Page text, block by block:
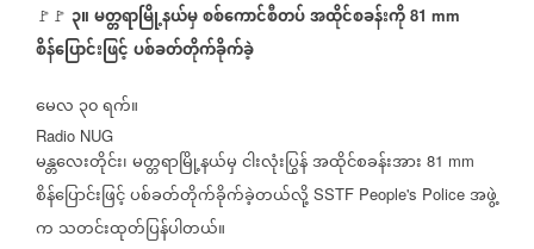
🚩🚩 ၃။မတ္တရာမြို့နယ်မှစစ်ကောင်စီတပ်အထိုင်စခန်းကို 81 mm
စိန်ပြောင်းဖြင့်ပစ်ခတ်တိုက်ခိုက်ခဲ့
မေလ ၃၀ရက်။
Radio NUG
မန္တလေးတိုင်း၊မတ္တရာမြို့နယ်မှငါးလုံးပြွန်အထိုင်စခန်းအား 81 mm
စိန်ပြောင်းဖြင့်ပစ်ခတ်တိုက်ခိုက်ခဲ့တယ်လို့ SSTF People's Police အဖွဲ့
က သတင်းထုတ်ပြန်ပါတယ်။